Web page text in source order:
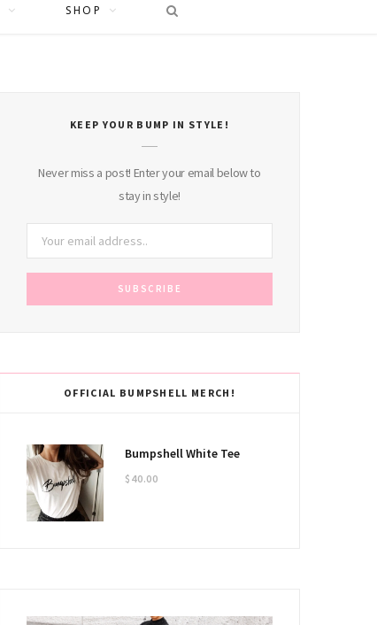
SHOP
KEEP YOUR BUMP IN STYLE!
Never miss a post! Enter your email below to
stay in style!
OFFICIAL BUMPSHELL MERCH!
Bumpshell White Tee
$ 40.00